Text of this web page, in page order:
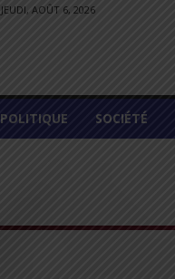
JEUDI, AOÛT 6, 2026
POLITIQUE SOCIÉTÉ